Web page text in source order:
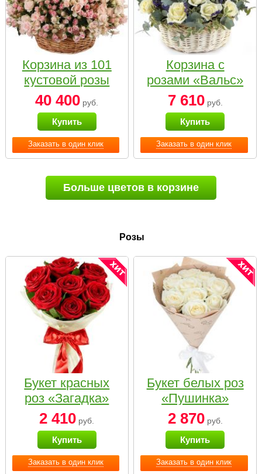
Заказать в один клик
Корзина из 101
кустовой розы
нежных тонов
40 400 руб.
Купить
Заказать в один клик
Корзина с
розами «Вальс»
7 610руб.
Купить
Больше цветов в корзине
Розы
Заказать в один клик
Букет красных
роз «Загадка»
2 410 руб.
Купить
Заказать в один клик
Букет белых роз
«Пушинка»
2 870руб.
Купить